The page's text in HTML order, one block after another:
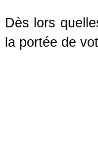
Dès lors
la portée de